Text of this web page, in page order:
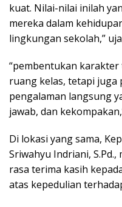
kuat. Nilai-nilai inilah
mereka dalam
lingkungan sekolah,”
“pembentukan
ruang kelas, tetapi juga
pengalaman langsung
jawab, dan
Di lokasi yang sama,
Sriwahyu Indriani,
rasa terima kasih
atas kepedulian